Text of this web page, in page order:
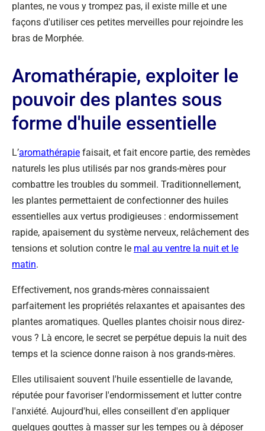
plantes, ne vous y trompez pas, il existe mille et une
façons d'utiliser ces petites merveilles pour rejoindre les
bras de Morphée.
Aromathérapie, exploiter le
pouvoir des plantes sous
forme d'huile essentielle
L’aromathérapie faisait, et fait encore partie, des remèdes
naturels les plus utilisés par nos grands-mères pour
combattre les troubles du sommeil. Traditionnellement,
les plantes permettaient de confectionner des huiles
essentielles aux vertus prodigieuses : endormissement
rapide, apaisement du système nerveux, relâchement des
tensions et solution contre le mal au ventre la nuit et le
matin.
Effectivement, nos grands-mères connaissaient
parfaitement les propriétés relaxantes et apaisantes des
plantes aromatiques. Quelles plantes choisir nous direz-
vous ? Là encore, le secret se perpétue depuis la nuit des
temps et la science donne raison à nos grands-mères.
Elles utilisaient souvent l'huile essentielle de lavande,
réputée pour favoriser l'endormissement et lutter contre
l'anxiété. Aujourd'hui, elles conseillent d'en appliquer
quelques gouttes à masser sur les tempes ou à déposer